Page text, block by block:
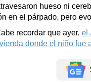
hueso ni
en el párpado, pero
recordar que ayer, el
donde el niño fue